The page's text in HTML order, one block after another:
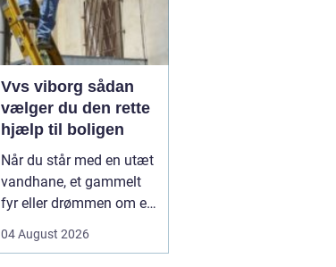
Vvs viborg sådan
vælger du den rette
hjælp til boligen
Når du står med en utæt
vandhane, et gammelt
fyr eller drømmen om et
dygtig VVSer være
04 August 2026